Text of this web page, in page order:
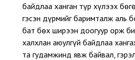
байдлаа ханган түр хүлээх
гэсэн дүрмийг баримталж аль
бат бөх ширээн доогуур орж
халхлан аюулгүй байдлаа
та гудамжинд явж байвал,